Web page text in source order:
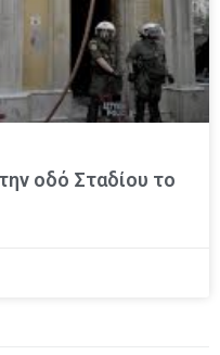
οδό Σταδίου το